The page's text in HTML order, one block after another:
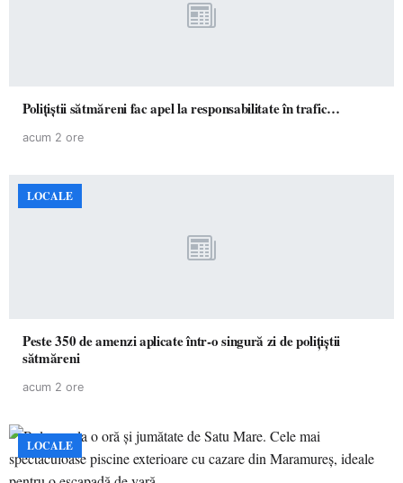
Polițiștii sătmăreni fac apel la responsabilitate în trafic…
acum 2 ore
LOCALE
Peste 350 de amenzi aplicate într-o singură zi de polițiștii
sătmăreni
acum 2 ore
LOCALE